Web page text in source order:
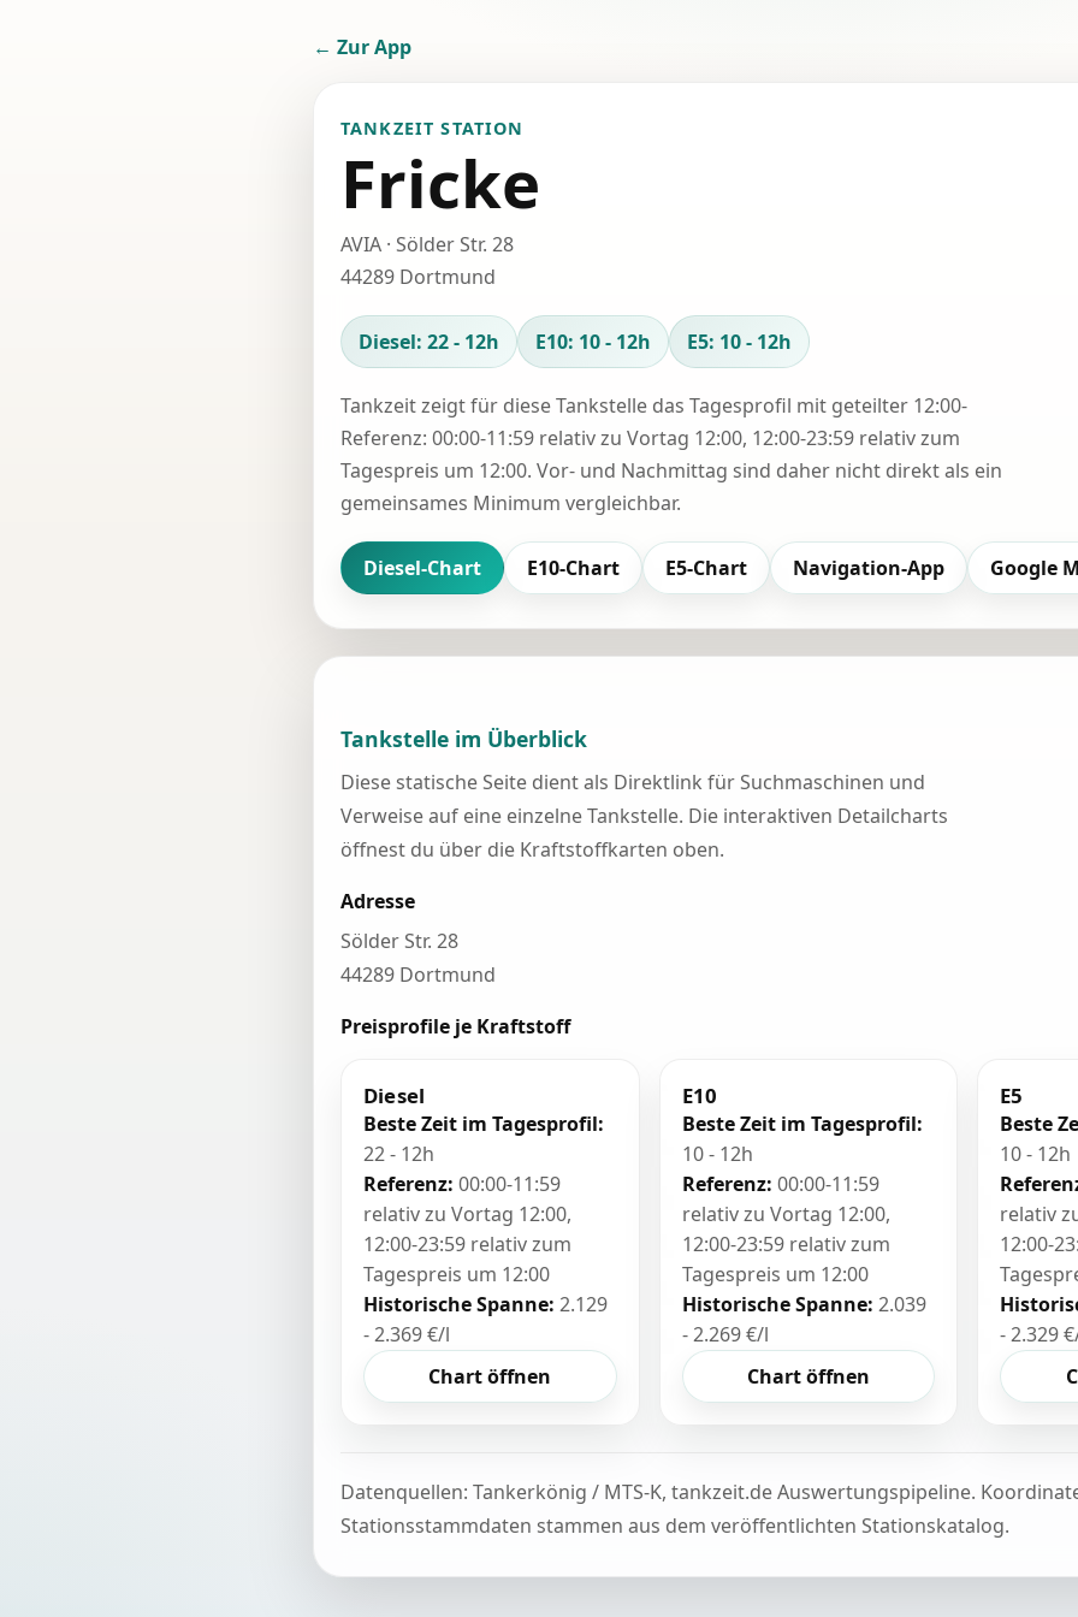
← Zur App
TANKZEIT STATION
Fricke
AVIA · Sölder Str. 28
44289 Dortmund
Diesel: 22 - 12h E10: 10 - 12h E5: 10 - 12h
Tankzeit zeigt für diese Tankstelle das Tagesprofil mit geteilter 12:00-
Referenz: 00:00-11:59 relativ zu Vortag 12:00, 12:00-23:59 relativ zum
Tagespreis um 12:00. Vor- und Nachmittag sind daher nicht direkt als ein
gemeinsames Minimum vergleichbar.
Diesel-Chart E10-Chart E5-Chart Navigation-App Google
Tankstelle im Überblick
Diese statische Seite dient als Direktlink für Suchmaschinen und
Verweise auf eine einzelne Tankstelle. Die interaktiven Detailcharts
öffnest du über die Kraftstoffkarten oben.
Adresse
Sölder Str. 28
44289 Dortmund
Preisprofile je Kraftstoff
Diesel
Beste Zeit im Tagesprofil:
22 - 12h
Referenz: 00:00-11:59
relativ zu Vortag 12:00,
12:00-23:59 relativ zum
Tagespreis um 12:00
Historische Spanne: 2.129
- 2.369 €/l
Chart öffnen
E10
Beste Zeit im Tagesprofil:
10 - 12h
Referenz: 00:00-11:59
relativ zu Vortag 12:00,
12:00-23:59 relativ zum
Tagespreis um 12:00
Historische Spanne: 2.039
- 2.269 €/l
Chart öffnen
E5
Beste
10 - 12h
relativ
12:00-
- 2.329
Datenquellen: Tankerkönig / MTS-K, tankzeit.de Auswertungspipeline.
Stationsstammdaten stammen aus dem veröffentlichten Stationskatalog.